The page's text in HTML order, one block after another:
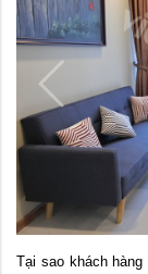
Tại sao khách